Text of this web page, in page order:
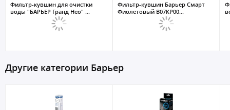
Фильтр-кувшин для очистки
воды "БАРЬЕР Гранд Нео" ...
Фильтр-кувшин Барьер Смарт
Фиолетовый В07КР00...
Другие категории Барьер